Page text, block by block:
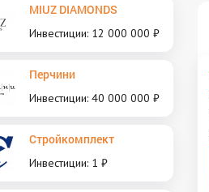
MIUZ DIAMONDS
Инвестиции: 12 000 000 ₽
Перчини
Инвестиции: 40 000 000 ₽
Стройкомплект
Инвестиции: 1 ₽